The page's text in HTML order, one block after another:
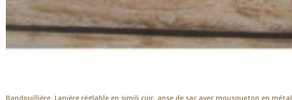
Bandouillière, Lanière réglable en simili cuir, anse de sac avec mousqueton en métal